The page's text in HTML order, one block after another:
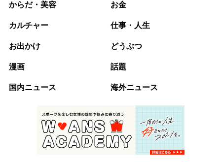
からだ・美容 お金
カルチャー 仕事・人生
お出かけ どうぶつ
漫画 話題
国内ニュース 海外ニュース